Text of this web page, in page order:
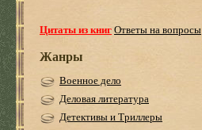
Цитаты из книгОтветы на вопросы
Жанры
Военное дело
Деловая литература
Детективы и Триллеры